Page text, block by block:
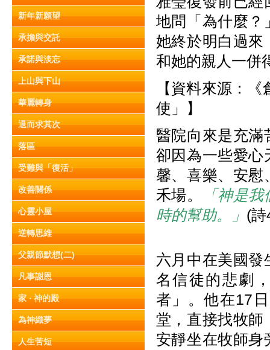
新年新願望
承擔與交託
承諾與淡忘
上山與下山
華麗轉身
退而求其次
落區
受難與「復活」
改善關係
心靈小屋
逆轉思維
父親節默想(二)
凡事謝恩
家 ‧ 神的殿
為神織夢
人生苦短
地問「為什麼？
她終於明白過來
和她的親人一併
【資料來源：
使」】
醫院向來是充滿
卻因為一些愛心
馨、喜樂、安慰
禾場。
「神是
時的幫助。」 (
六月中在美國發
名信徒的悲劇
者」。他在17
堂，直接找牧師
安靜坐在牧師身